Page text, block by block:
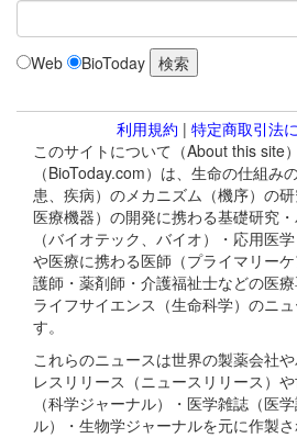
Web BioToday
利用規約 | 特定商取引法
このサイトについて（About this site
（BioToday.com）は、生命の仕組み
患、疾病）のメカニズム（機序）の研
医療機器）の開発に携わる基礎研究
（バイオテック、バイオ）・応用医
や医療に携わる医師（プライマリー
護師・薬剤師・介護福祉士などの医
ライフサイエンス（生命科学）のニ
す。
これらのニュースは世界の製薬会社
レスリリース（ニュースリリース）
（科学ジャーナル）・医学雑誌（医
ル）・生物学ジャーナルを元に作製さ